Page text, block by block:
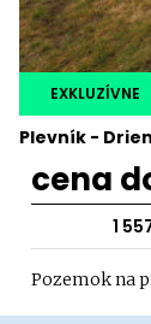
Plevník -
EXKLUZÍVNE
cena
1
Pozemok na